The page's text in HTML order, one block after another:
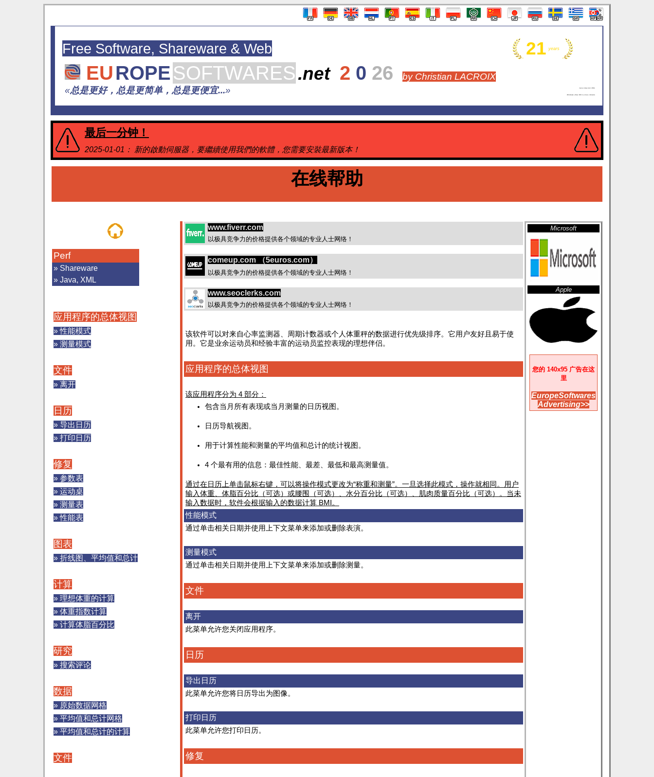
Free Software, Shareware & Web 21 years
EUROPESOFTWARES.net 2 0 26
by Christian LACROIX
«总是更好，总是更简单，总是更便宜...» Java | Asp.net | XML
Windows | Mac OS X | Linux | Solaris
最后一分钟！
2025-01-01： 新的啟動伺服器，要繼續使用我們的軟體，您需要安裝最新版本！
在线帮助
Perf
» Shareware
» Java, XML
应用程序的总体视图
» 性能模式
» 测量模式
文件
» 离开
日历
» 导出日历
» 打印日历
修复
» 参数表
» 运动桌
» 测量表
» 性能表
图表
» 折线图、平均值和总计
计算
» 理想体重的计算
» 体重指数计算
» 计算体脂百分比
研究
» 搜索评论
数据
» 原始数据网格
» 平均值和总计网格
» 平均值和总计的计算
文件
www.fiverr.com
以极具竞争力的价格提供各个领域的专业人士网络！
comeup.com （5euros.com）
以极具竞争力的价格提供各个领域的专业人士网络！
www.seoclerks.com
以极具竞争力的价格提供各个领域的专业人士网络！
该软件可以对来自心率监测器、周期计数器或个人体重秤的数据进行优先级排序。它用户友好且易于使
用。它是业余运动员和经验丰富的运动员监控表现的理想伴侣。
应用程序的总体视图
该应用程序分为 4 部分：
包含当月所有表现或当月测量的日历视图。
日历导航视图。
用于计算性能和测量的平均值和总计的统计视图。
4 个最有用的信息：最佳性能、最差、最低和最高测量值。
通过在日历上单击鼠标右键，可以将操作模式更改为“称重和测量”。一旦选择此模式，操作就相同。用户
输入体重、体脂百分比（可选）或腰围（可选）、水分百分比（可选）、肌肉质量百分比（可选）。当未
输入数据时，软件会根据输入的数据计算 BMI。
性能模式
通过单击相关日期并使用上下文菜单来添加或删除表演。
测量模式
通过单击相关日期并使用上下文菜单来添加或删除测量。
文件
离开
此菜单允许您关闭应用程序。
日历
导出日历
此菜单允许您将日历导出为图像。
打印日历
此菜单允许您打印日历。
修复
Microsoft
Apple
您的 140x95 广告在这
里
EuropeSoftwares
Advertising>>